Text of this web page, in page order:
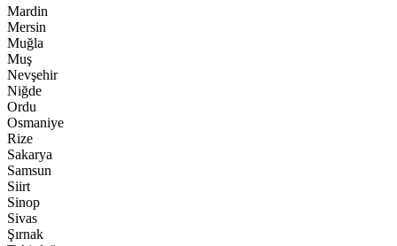
Mardin
Mersin
Muğla
Muş
Nevşehir
Niğde
Ordu
Osmaniye
Rize
Sakarya
Samsun
Siirt
Sinop
Sivas
Şırnak